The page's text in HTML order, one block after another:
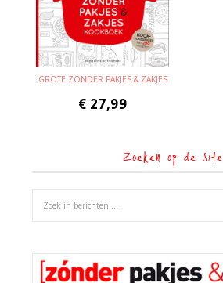
GROTE ZÓNDER PAKJES & ZAKJES
€ 27,99
Zoeken op de site